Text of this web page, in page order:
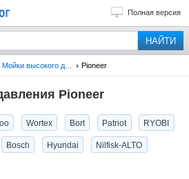
Полная версия
Pioneer
Pioneer
Wortex Bort Patriot RYOBI
Bosch Hyundai Nilfisk-ALTO